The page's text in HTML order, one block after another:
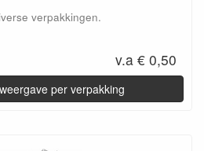
verpakkingen.
v.a € 0,50
per verpakking